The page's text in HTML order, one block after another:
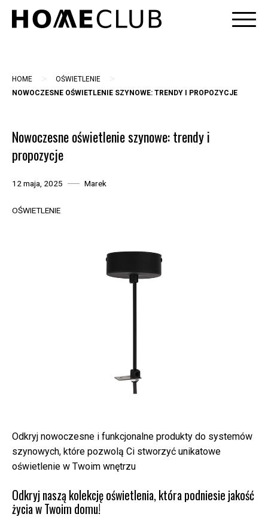
Skip
HOME > OŚWIETLENIE >
NOWOCZESNE OŚWIETLENIE SZYNOWE: TRENDY I PROPOZYCJE
Nowoczesne oświetlenie szynowe: trendy i
propozycje
12 maja, 2025 Marek
OŚWIETLENIE
Odkryj nowoczesne i funkcjonalne produkty do systemów
szynowych, które pozwolą Ci stworzyć unikatowe
oświetlenie w Twoim wnętrzu
Odkryj naszą kolekcję oświetlenia, która podniesie jakość
życia w Twoim domu!